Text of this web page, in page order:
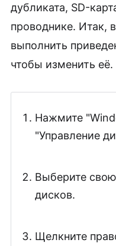
дубликата, SD-
проводнике. Итак,
выполнить
чтобы изменить её.
Нажмите
"Управление
Выберите
дисков.
Щелкните